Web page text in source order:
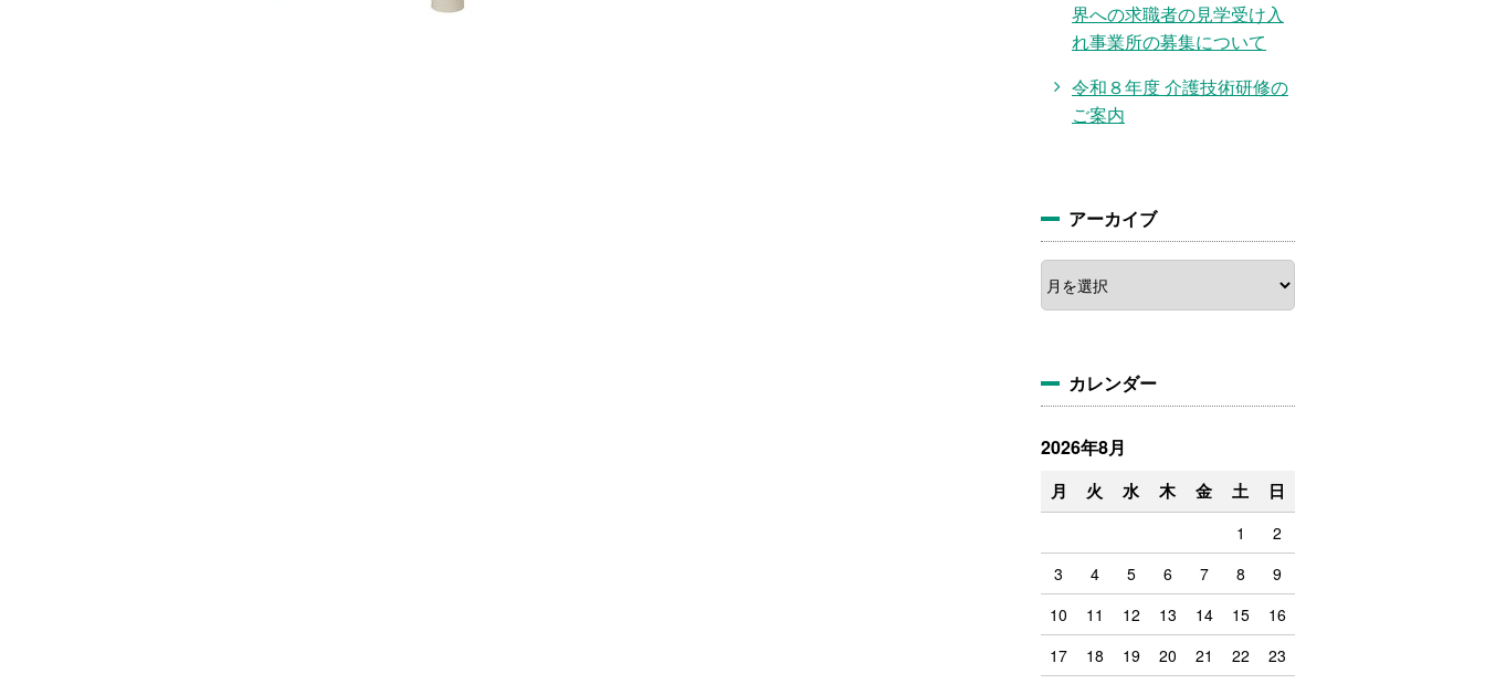
界への求職者の見学受け入
れ事業所の募集について
令和８年度 介護技術研修の
ご案内
アーカイブ
ア
ー
カ
カレンダー
2026年8月
月 火 水 木 金 土 日
1
2
3
4 5 6 7 8
9
10
11 12 13 14 15
16
17
18 19 20 21 22
23